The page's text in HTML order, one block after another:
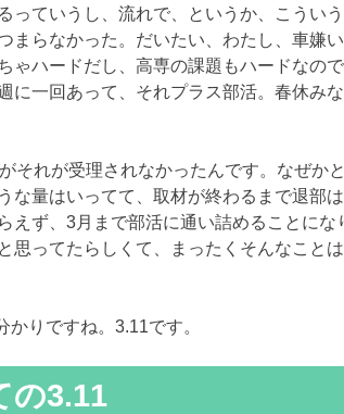
っていうし、流れで、というか、こうい
まらなかった。だいたい、わたし、車嫌
ハードだし、高専の課題もハードなの
一回あって、それプラス部活。春休み
それが受理されなかったんです。なぜか
量はいってて、取材が終わるまで退部
えず、3月まで部活に通い詰めることにな
思ってたらしくて、まったくそんなこと
りですね。3.11です。
の3.11